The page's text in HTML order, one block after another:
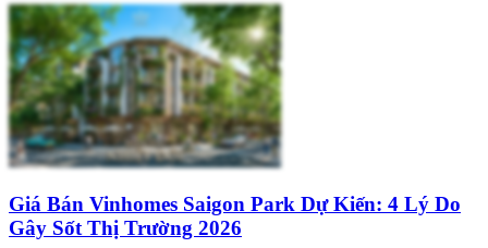
Giá Bán Vinhomes Saigon Park Dự Kiến: 4 Lý Do
Gây Sốt Thị Trường 2026